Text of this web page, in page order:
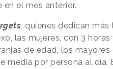
el mes anterior.
, quienes dedican más
las mujeres, con 3
de edad, los mayores
media por persona al día.